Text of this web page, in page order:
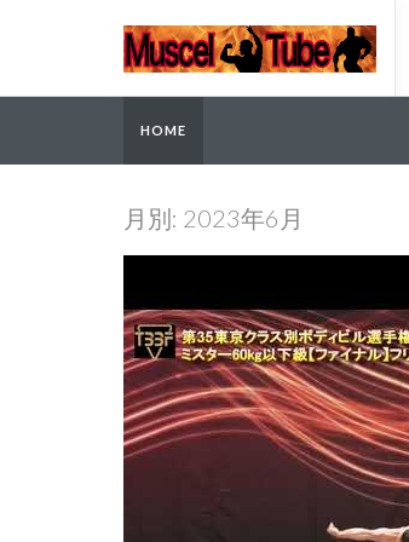
HOME
月別: 2023年6月